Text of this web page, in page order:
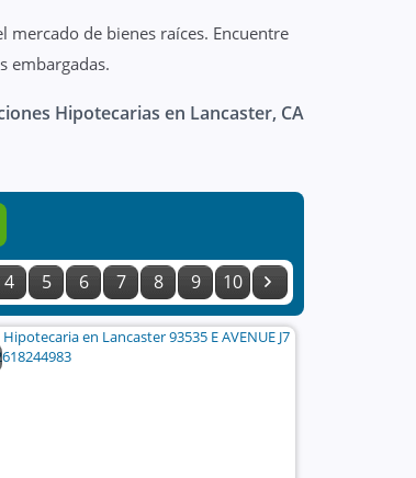
mercado de bienes raíces. Encuentre
embargadas.
Hipotecarias en Lancaster, CA
4 5 6 7 8 9 10